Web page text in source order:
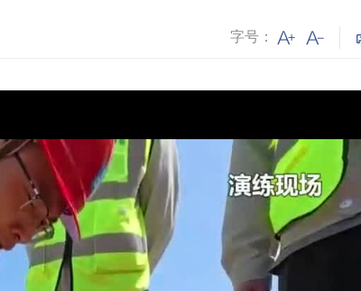
字号：